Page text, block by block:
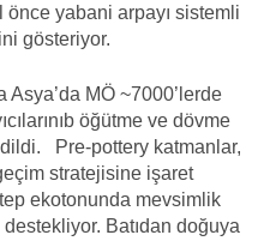
önce yabani arpayı sistemli
gösteriyor.
Asya’da MÖ ~7000’lerde
öğütme ve dövme
Pre-pottery katmanlar,
stratejisine işaret
ekotonunda mevsimlik
destekliyor. Batıdan doğuya